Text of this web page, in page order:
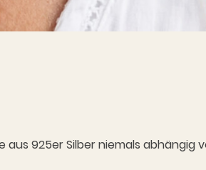
925er Silber niemals abhängig